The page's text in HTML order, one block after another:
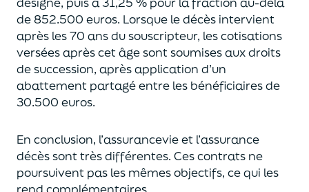
de852.500 euros. Lorsque le décès intervient
après les 70 ans du souscripteur, les cotisations
versées après cet âge sont soumises aux droits
de succession, après application d’un
abattement partagé entre les bénéficiaires de
30.500 euros.
En conclusion, l’assurancevie et l’assurance
décès sont très différentes. Ces contrats ne
poursuivent pas les mêmes objectifs, ce qui les